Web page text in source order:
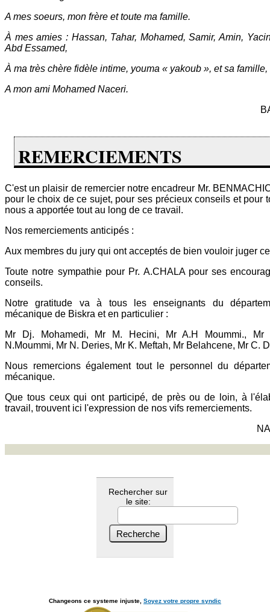
A mes soeurs, mon frère et toute ma famille.
À mes amies : Hassan, Tahar, Mohamed, Samir, Amin,
Abd Essamed,
À ma très chère fidèle intime, youma « yakoub », et sa famille,
A mon ami Mohamed Naceri.
REMERCIEMENTS
C'est un plaisir de remercier notre encadreur Mr.
pour le choix de ce sujet, pour ses précieux conseils et pour
nous a apportée tout au long de ce travail.
Nos remerciements anticipés :
Aux membres du jury qui ont acceptés de bien vouloir juger
Toute notre sympathie pour Pr. A.CHALA pour ses
conseils.
Notre gratitude va à tous les enseignants du
mécanique de Biskra et en particulier :
Mr Dj. Mohamedi, Mr M. Hecini, Mr A.H Moummi., Mr
N.Moummi, Mr N. Deries, Mr K. Meftah, Mr Belahcene, Mr C.
Nous remercions également tout le personnel du
mécanique.
Que tous ceux qui ont participé, de près ou de loin, à
travail, trouvent ici l'expression de nos vifs remerciements.
Rechercher sur
le site:
Changeons ce systeme injuste, Soyez votre propre syndic